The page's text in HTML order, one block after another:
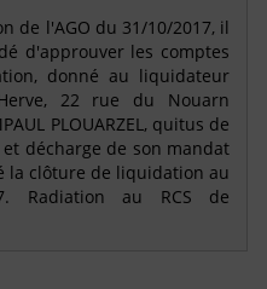
de l'AGO du 31/10/2017, il
d'approuver les comptes
donné au liquidateur
22 rue du Nouarn
PLOUARZEL, quitus de
décharge de son mandat
la clôture de liquidation au
Radiation au RCS de